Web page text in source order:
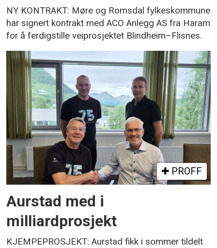
NY KONTRAKT: Møre og Romsdal fylkeskommune
har signert kontrakt med ACO Anlegg AS fra Haram
for å ferdigstille veiprosjektet Blindheim–Flisnes.
PROFF
Aurstad med i
milliardprosjekt
KJEMPEPROSJEKT: Aurstad fikk i sommer tildelt